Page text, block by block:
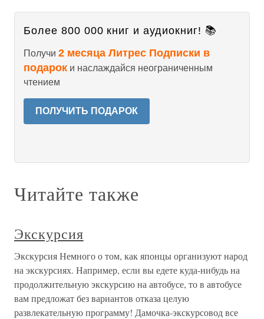
Более 800 000 книг и аудиокниг! 📚
Получи 2 месяца Литрес Подписки в
подарок и наслаждайся неограниченным
чтением
ПОЛУЧИТЬ ПОДАРОК
Читайте также
Экскурсия
Экскурсия Немного о том, как японцы организуют народ
на экскурсиях. Например, если вы едете куда-нибудь на
продолжительную экскурсию на автобусе, то в автобусе
вам предложат без вариантов отказа целую
развлекательную программу! Дамочка-экскурсовод все